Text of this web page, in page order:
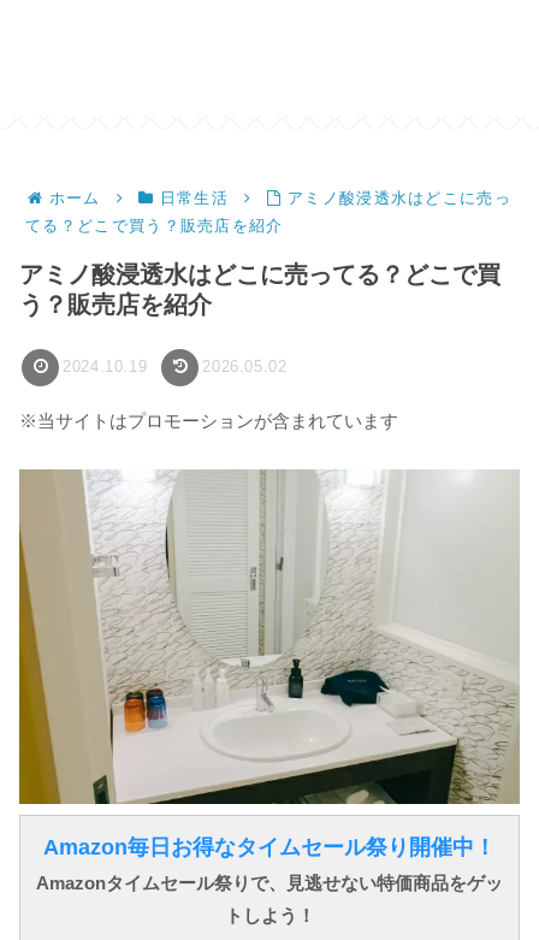
ホーム 日常生活
アミノ酸浸透水はどこに売っ
てる？どこで買う？販売店を紹介
アミノ酸浸透水はどこに売ってる？どこで買
う？販売店を紹介
2024.10.19 2026.05.02
※当サイトはプロモーションが含まれています
Amazon毎日お得なタイムセール祭り開催中！
Amazonタイムセール祭りで、見逃せない特価商品をゲッ
トしよう！